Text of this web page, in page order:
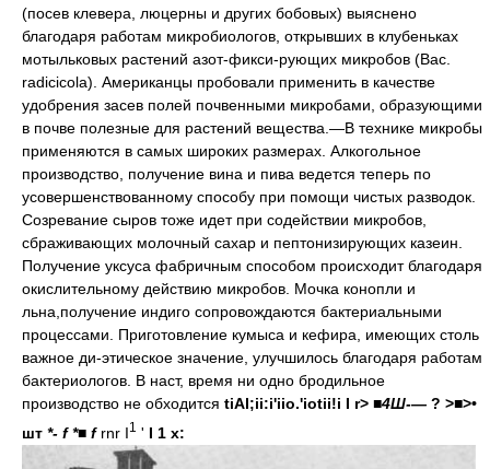
(посев клевера, люцерны и других бобовых) выяснено
благодаря работам микробиологов, открывших в клубеньках
мотыльковых растений азот-фикси-рующих микробов (Вас.
radicicola). Американцы пробовали применить в качестве
удобрения засев полей почвенными микробами, образующими
в почве полезные для растений вещества.—В технике микробы
применяются в самых широких размерах. Алкогольное
производство, получение вина и пива ведется теперь по
усовершенствованному способу при помощи чистых разводок.
Созревание сыров тоже идет при содействии микробов,
сбраживающих молочный сахар и пептонизирующих казеин.
Получение уксуса фабричным способом происходит благодаря
окислительному действию микробов. Мочка конопли и
льна,получение индиго сопровождаются бактериальными
процессами. Приготовление кумыса и кефира, имеющих столь
важное ди-этическое значение, улучшилось благодаря работам
бактериологов. В наст, время ни одно бродильное
производство не обходится tiAl;ii:i'iio.'iotii!i I r> ■4Ш-— ? >■>•
шт *- f *■ frnr I1 ' I 1 x: